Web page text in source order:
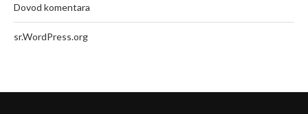
Dovod komentara
sr.WordPress.org